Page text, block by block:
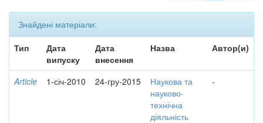
Знайдені матеріали:
Тип
Дата
випуску
Дата
внесення
Назва Автор(и)
Article 1-січ-2010 24-гру-2015
Наукова та
науково-
технічна
діяльність
-